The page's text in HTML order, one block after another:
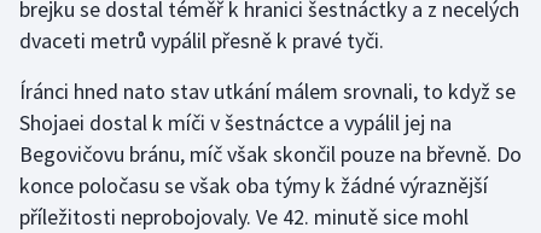
Lezení
Lyže a snowboard
Moderní pětiboj
Motorsport
brejku se dostal téměř k hranici šestnáctky a z necelých
dvaceti metrů vypálil přesně k pravé tyči.
Íránci hned nato stav utkání málem srovnali, to když se
Shojaei dostal k míči v šestnáctce a vypálil jej na
Begovičovu bránu, míč však skončil pouze na břevně. Do
konce poločasu se však oba týmy k žádné výraznější
příležitosti neprobojovaly. Ve 42. minutě sice mohl